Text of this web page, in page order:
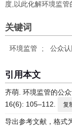
度,以此化解环境监管
关键词
环境监管 ; 公众认
引用本文
齐萌. 环境监管的公
16(6): 105–112.
复
导出参考文献，格式